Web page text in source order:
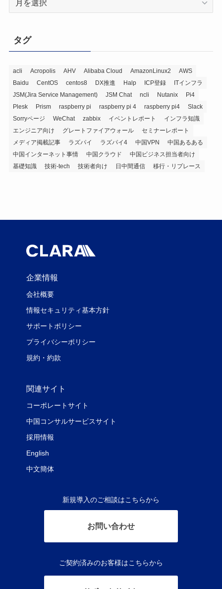
ブ
タグ
acli Acropolis AHV Alibaba Cloud AmazonLinux2
AWS
Baidu
CentOS centos8 DX推進 Halp ICP登録
ITインフラ
JSM(Jira Service Management)
JSM Chat ncli Nutanix
Pi4
Plesk
Prism raspberry pi raspberry pi 4 raspberry pi4
Slack
Sorryページ
WeChat zabbix イベントレポート
インフラ知識
エンジニア向け
グレートファイアウォール
セミナーレポート
メディア掲載記事
ラズパイ ラズパイ4 中国VPN
中国あるある
中国インターネット事情
中国クラウド
中国ビジネス担当者向け
基礎知識
技術-tech 技術者向け 日中間通信 移行・リプレース
企業情報
会社概要
情報セキュリティ基本方針
サポートポリシー
プライバシーポリシー
規約・約款
関連サイト
コーポレートサイト
中国コンサルサービスサイト
採用情報
English
中文簡体
新規導入のご相談はこちらから
お問い合わせ
ご契約済みのお客様はこちらから